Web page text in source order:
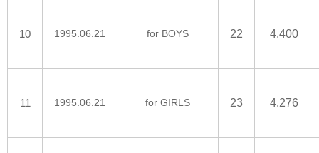
10 1995.06.21 for BOYS 22 4.400
11 1995.06.21 for GIRLS 23 4.276